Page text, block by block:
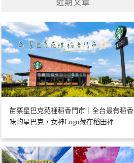
近期文章
苗栗星巴克苑裡稻香門市｜全台最有稻香
味的星巴克，女神Logo藏在稻田裡